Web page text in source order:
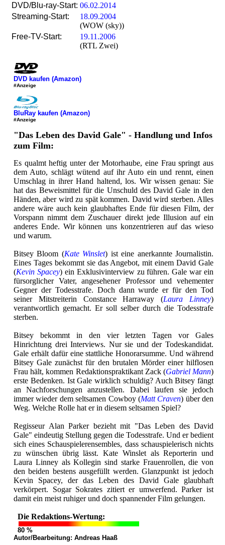
DVD/Blu-ray-Start: 06.02.2014
Streaming-Start:
18.09.2004
(WOW (sky))
Free-TV-Start:
19.11.2006
(RTL Zwei)
DVD kaufen (Amazon)
#Anzeige
BluRay kaufen (Amazon)
#Anzeige
"Das Leben des David Gale" - Handlung und Infos
zum Film:
Es qualmt heftig unter der Motorhaube, eine Frau springt aus
dem Auto, schlägt wütend auf ihr Auto ein und rennt, einen
Umschlag in ihrer Hand haltend, los. Wir wissen genau: Sie
hat das Beweismittel für die Unschuld des David Gale in den
Händen, aber wird zu spät kommen. David wird sterben. Alles
andere wäre auch kein glaubhaftes Ende für diesen Film, der
Vorspann nimmt dem Zuschauer direkt jede Illusion auf ein
anderes Ende. Wir können uns konzentrieren auf das wieso
und warum.
Bitsey Bloom (Kate Winslet) ist eine anerkannte Journalistin.
Eines Tages bekommt sie das Angebot, mit einem David Gale
(Kevin Spacey) ein Exklusivinterview zu führen. Gale war ein
fürsorglicher Vater, angesehener Professor und vehementer
Gegner der Todesstrafe. Doch dann wurde er für den Tod
seiner Mitstreiterin Constance Harraway (Laura Linney)
verantwortlich gemacht. Er soll selber durch die Todesstrafe
sterben.
Bitsey bekommt in den vier letzten Tagen vor Gales
Hinrichtung drei Interviews. Nur sie und der Todeskandidat.
Gale erhält dafür eine stattliche Honorarsumme. Und während
Bitsey Gale zunächst für den brutalen Mörder einer hilflosen
Frau hält, kommen Redaktionspraktikant Zack (Gabriel Mann)
erste Bedenken. Ist Gale wirklich schuldig? Auch Bitsey fängt
an Nachforschungen anzustellen. Dabei laufen sie jedoch
immer wieder dem seltsamen Cowboy (Matt Craven) über den
Weg. Welche Rolle hat er in diesem seltsamen Spiel?
Regisseur Alan Parker bezieht mit "Das Leben des David
Gale" eindeutig Stellung gegen die Todesstrafe. Und er bedient
sich eines Schauspielerensembles, dass schauspielerisch nichts
zu wünschen übrig lässt. Kate Winslet als Reporterin und
Laura Linney als Kollegin sind starke Frauenrollen, die von
den beiden bestens ausgefüllt werden. Glanzpunkt ist jedoch
Kevin Spacey, der das Leben des David Gale glaubhaft
verkörpert. Sogar Sokrates zitiert er umwerfend. Parker ist
damit ein meist ruhiger und doch spannender Film gelungen.
Die Redaktions-Wertung:
80 %
Autor/Bearbeitung: Andreas Haaß